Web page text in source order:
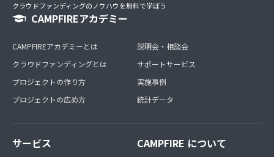
クラウドファンディングのノウハウを無料で学ぼう
CAMPFIREアカデミー
CAMPFIREアカデミーとは
クラウドファンディングとは
プロジェクトの作り方
プロジェクトの広め方
説明会・相談会
サポートサービス
実施事例
統計データ
サービス CAMPFIRE について